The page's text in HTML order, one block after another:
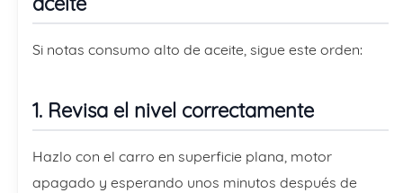
Si notas consumo alto de aceite, sigue este orden:
1. Revisa el nivel correctamente
Hazlo con el carro en superficie plana, motor
apagado y esperando unos minutos después de